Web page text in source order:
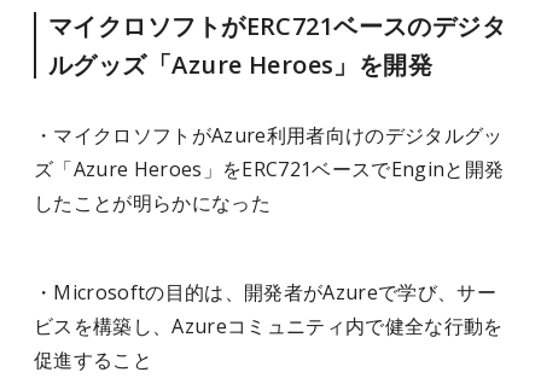
マイクロソフトがERC721ベースのデジタ
ルグッズ「Azure Heroes」を開発
・マイクロソフトがAzure利用者向けのデジタルグッ
ズ「Azure Heroes」をERC721ベースでEnginと開発
したことが明らかになった
・Microsoftの目的は、開発者がAzureで学び、サー
ビスを構築し、Azureコミュニティ内で健全な行動を
促進すること